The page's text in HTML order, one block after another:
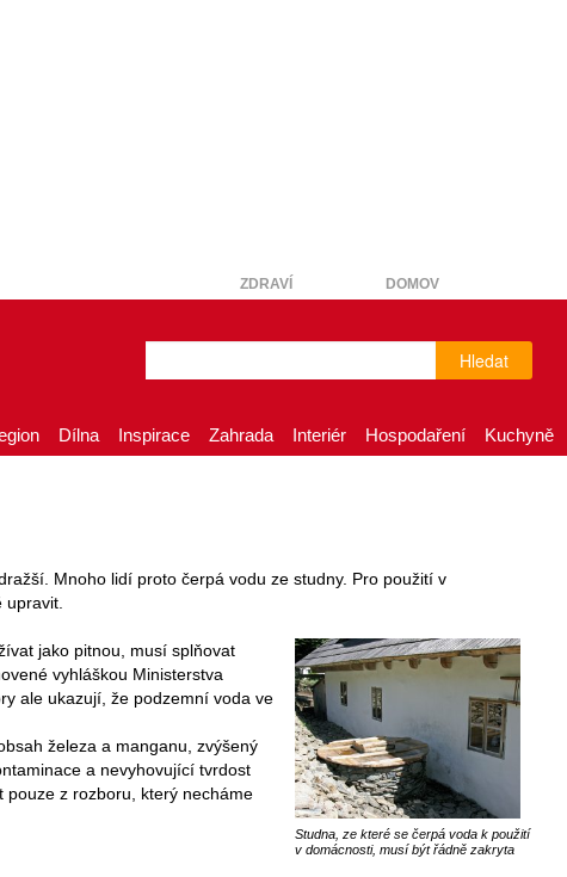
ZDRAVÍ DOMOV
Hledat
Dílna Inspirace Zahrada Interiér Hospodaření Kuchyně
Mnoho lidí proto čerpá vodu ze studny. Pro použití v
Studna, ze které se čerpá voda k použití
v domácnosti, musí být řádně zakryta
jako pitnou, musí splňovat
vyhláškou Ministerstva
ale ukazují, že podzemní voda ve
železa a manganu, zvýšený
a nevyhovující tvrdost
pouze z rozboru, který necháme